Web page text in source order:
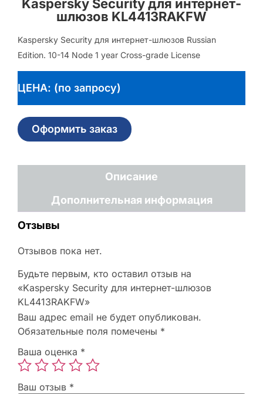
Kaspersky Security для интернет-
шлюзов KL4413RAKFW
Kaspersky Security для интернет-шлюзов Russian
Edition. 10-14 Node 1 year Cross-grade License
ЦЕНА: (по запросу)
Оформить заказ
Описание
Дополнительная информация
Отзывы
Отзывов пока нет.
Будьте первым, кто оставил отзыв на
«Kaspersky Security для интернет-шлюзов
KL4413RAKFW»
Ваш адрес email не будет опубликован.
Обязательные поля помечены *
Ваша оценка *
Ваш отзыв *